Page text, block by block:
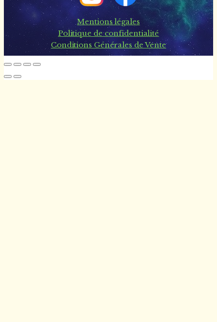
Mentions légales
Politique de confidentialité
Conditions Générales de Vente